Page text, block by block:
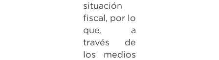
situación
fiscal, por lo
que, a
través de
los medios